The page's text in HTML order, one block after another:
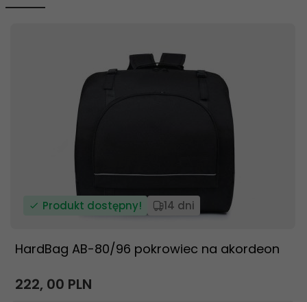
Produkt dostępny! 14 dni
HardBag AB-80/96 pokrowiec na akordeon
222, 00 PLN